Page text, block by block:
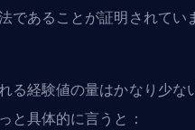
であることが証明されてい
る経験値の量はかなり少な
と具体的に言うと：